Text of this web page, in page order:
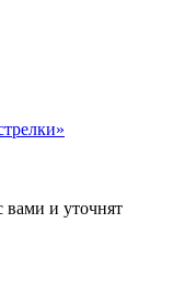
вами и уточнят